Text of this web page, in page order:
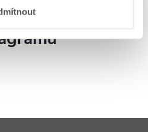
inspirace na